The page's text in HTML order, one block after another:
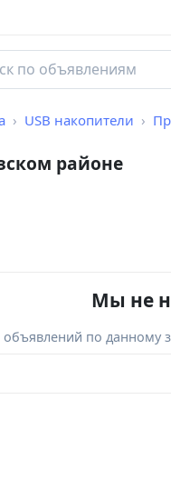
USB накопители
районе
Мы не
по данному